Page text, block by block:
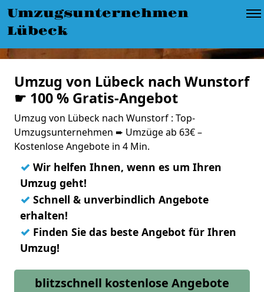
Umzugsunternehmen
Lübeck
Umzug von Lübeck nach Wunstorf
☛ 100 % Gratis-Angebot
Umzug von Lübeck nach Wunstorf : Top-
Umzugsunternehmen ➨ Umzüge ab 63€ –
Kostenlose Angebote in 4 Min.
✓ Wir helfen Ihnen, wenn es um Ihren
Umzug geht!
✓ Schnell & unverbindlich Angebote
erhalten!
✓ Finden Sie das beste Angebot für Ihren
Umzug!
blitzschnell kostenlose Angebote